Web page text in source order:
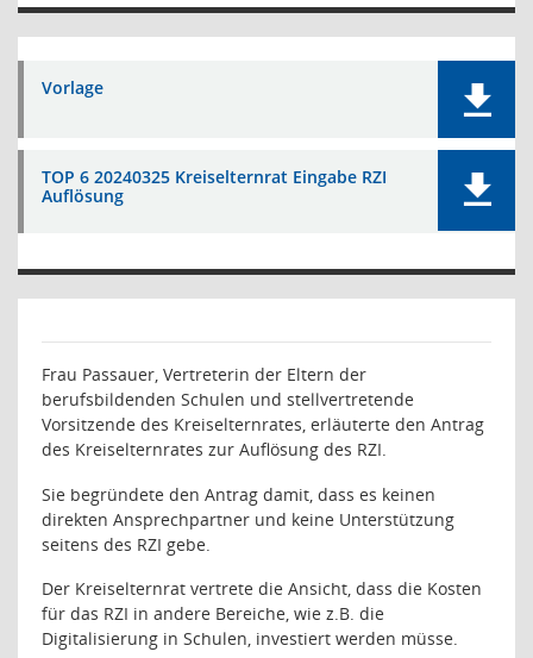
Vorlage
TOP 6 20240325 Kreiselternrat Eingabe RZI
Auflösung
Frau Passauer, Vertreterin der Eltern der
berufsbildenden Schulen und stellvertretende
Vorsitzende des Kreiselternrates, erläuterte den Antrag
des Kreiselternrates zur Auflösung des RZI.
Sie begründete den Antrag damit, dass es keinen
direkten Ansprechpartner und keine Unterstützung
seitens des RZI gebe.
Der Kreiselternrat vertrete die Ansicht, dass die Kosten
für das RZI in andere Bereiche, wie z.B. die
Digitalisierung in Schulen, investiert werden müsse.